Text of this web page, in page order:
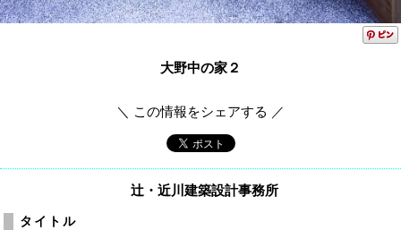
大野中の家２
＼ この情報をシェアする ／
辻・近川建築設計事務所
タイトル